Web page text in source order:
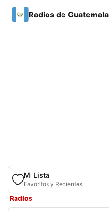
Radios de Guatemala
Mi Lista
Favoritos y Recientes
Radios